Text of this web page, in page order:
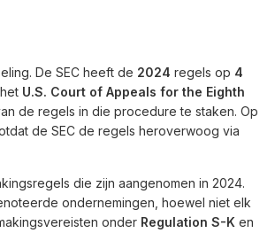
De SEC heeft de 2024 regels op 4
U.S. Court of Appeals for the Eighth
de regels in die procedure te staken. Op
de SEC de regels heroverwoog via
die zijn aangenomen in 2024.
ondernemingen, hoewel niet elk
onder Regulation S-K en